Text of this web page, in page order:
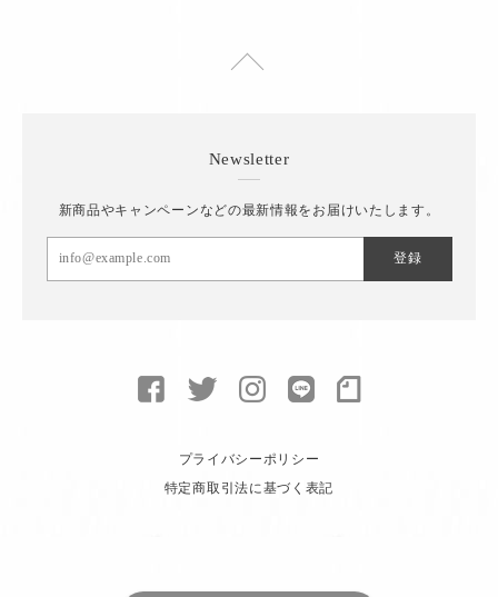
Newsletter
新商品やキャンペーンなどの最新情報をお届けいたします。
登録
プライバシーポリシー
特定商取引法に基づく表記